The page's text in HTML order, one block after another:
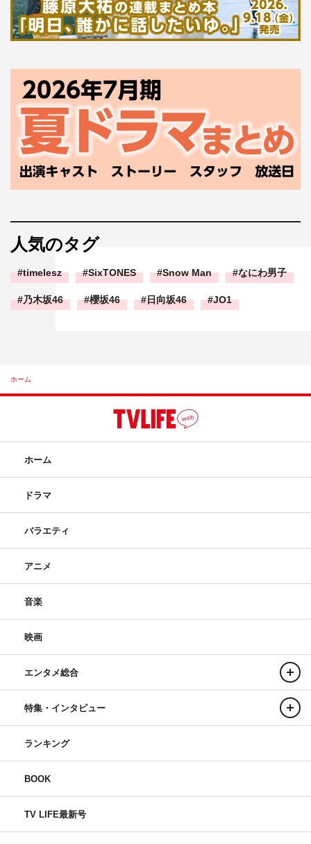
人気のタグ
timelesz SixTONES Snow Man なにわ男子
乃木坂46 櫻坂46 日向坂46 JO1
ホーム
ホーム
ドラマ
バラエティ
アニメ
音楽
映画
エンタメ総合
特集・インタビュー
ランキング
BOOK
TV LIFE最新号